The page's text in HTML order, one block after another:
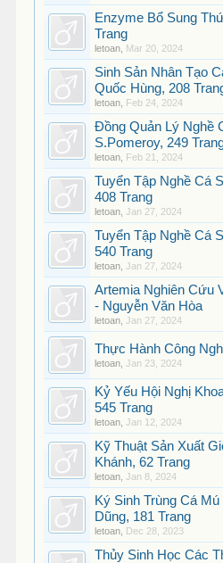
Enzyme Bổ Sung
Trang
letoan Mar 20, 2024
Sinh Sản Nhân Tạo
Quốc Hùng, 208
letoan Feb 24, 2024
Đồng Quản Lý Nghề
S.Pomeroy, 249
letoan Feb 21, 2024
Tuyển Tập Nghề Cá
408 Trang
letoan ,Jan 27, 2024
Tuyển Tập Nghề Cá
540 Trang
letoan ,Jan 27, 2024
Artemia Nghiên Cứu
- Nguyễn Văn Hòa
letoan ,Jan 27, 2024
Thực Hành Công
letoan ,Jan 23, 2024
Kỷ Yếu Hội Nghị
545 Trang
letoan ,Jan 12, 2024
Kỹ Thuật Sản Xuất
Khánh, 62 Trang
letoan ,Jan 8, 2024
Ký Sinh Trùng Cá
Dũng, 181 Trang
letoan Dec 28, 2023
Thủy Sinh Học Các